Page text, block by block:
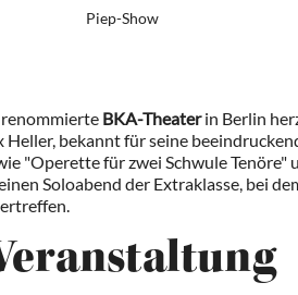
Piep-Show
BKA-Theaterin Berlin
Heller, bekannt für seine
"Operette für zwei Schwule Tenöre"
Soloabend der Extraklasse, bei